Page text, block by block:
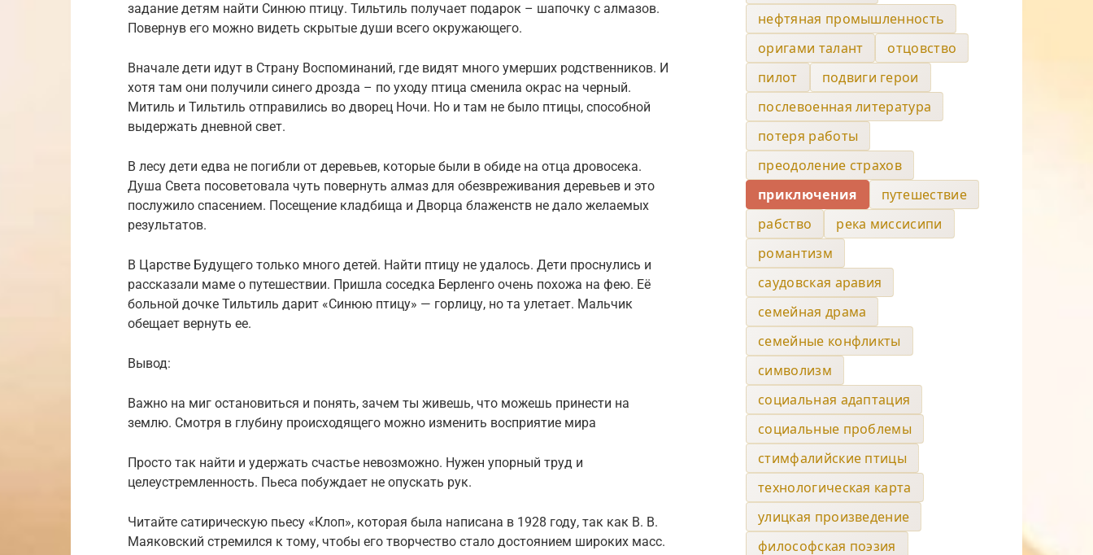
задание детям найти Синюю птицу. Тильтиль получает подарок – шапочку с алмазов.
Повернув его можно видеть скрытые души всего окружающего.
Вначале дети идут в Страну Воспоминаний, где видят много умерших родственников. И
хотя там они получили синего дрозда – по уходу птица сменила окрас на черный.
Митиль и Тильтиль отправились во дворец Ночи. Но и там не было птицы, способной
выдержать дневной свет.
В лесу дети едва не погибли от деревьев, которые были в обиде на отца дровосека.
Душа Света посоветовала чуть повернуть алмаз для обезвреживания деревьев и это
послужило спасением. Посещение кладбища и Дворца блаженств не дало желаемых
результатов.
В Царстве Будущего только много детей. Найти птицу не удалось. Дети проснулись и
рассказали маме о путешествии. Пришла соседка Берленго очень похожа на фею. Её
больной дочке Тильтиль дарит «Синюю птицу» — горлицу, но та улетает. Мальчик
обещает вернуть ее.
Вывод:
Важно на миг остановиться и понять, зачем ты живешь, что можешь принести на
землю. Смотря в глубину происходящего можно изменить восприятие мира
Просто так найти и удержать счастье невозможно. Нужен упорный труд и
целеустремленность. Пьеса побуждает не опускать рук.
Читайте сатирическую пьесу «Клоп», которая была написана в 1928 году, так как В. В.
Маяковский стремился к тому, чтобы его творчество стало достоянием широких масс.
нефтяная промышленность
оригами талант
отцовство
пилот
подвиги герои
послевоенная литература
потеря работы
преодоление страхов
приключения
путешествие
рабство
река миссисипи
романтизм
саудовская аравия
семейная драма
семейные конфликты
символизм
социальная адаптация
социальные проблемы
стимфалийские птицы
технологическая карта
улицкая произведение
философская поэзия